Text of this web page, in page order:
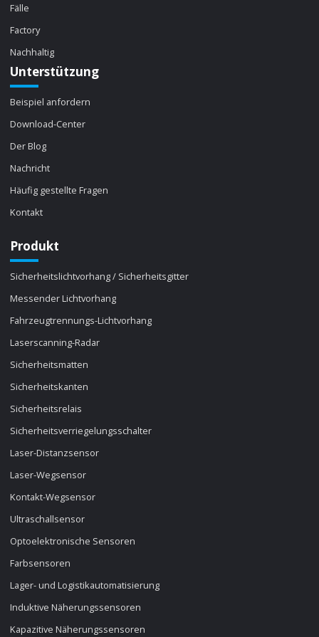
Fälle
Factory
Nachhaltig
Unterstützung
Beispiel anfordern
Download-Center
Der Blog
Nachricht
Häufig gestellte Fragen
Kontakt
Produkt
Sicherheitslichtvorhang / Sicherheitsgitter
Messender Lichtvorhang
Fahrzeugtrennungs-Lichtvorhang
Laserscanning-Radar
Sicherheitsmatten
Sicherheitskanten
Sicherheitsrelais
Sicherheitsverriegelungsschalter
Laser-Distanzsensor
Laser-Wegsensor
Kontakt-Wegsensor
Ultraschallsensor
Optoelektronische Sensoren
Farbsensoren
Lager- und Logistikautomatisierung
Induktive Näherungssensoren
Kapazitive Näherungssensoren